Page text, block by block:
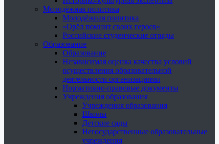
Молодёжная политика
Молодёжная политика
«Орёл помнит своих героев»
Российские студенческие отряды
Образование
Образование
Независимая оценка качества условий
осуществления образовательной
деятельности организациями
Нормативно-правовые документы
Учреждения образования
Учреждения образования
Школы
Детские сады
Негосударственные образовательные
учреждения